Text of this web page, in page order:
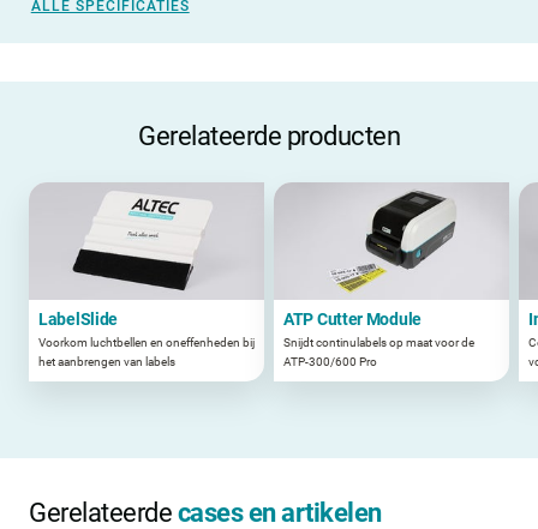
ALLE SPECIFICATIES
Gerelateerde producten
LabelSlide
Voorkom luchtbellen en oneffenheden bij
het aanbrengen van labels
ATP Cutter Module
Snijdt continulabels op maat voor de
ATP-300/600 Pro
Gerelateerde cases en artikelen